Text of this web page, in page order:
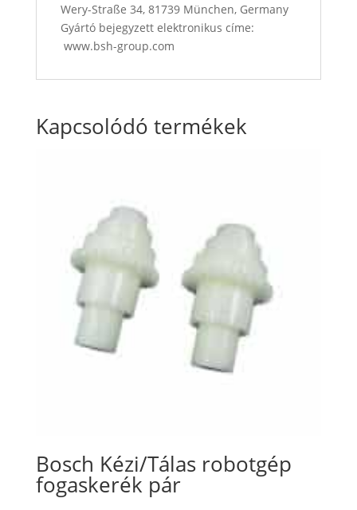
Wery-Straße 34, 81739 München, Germany
Gyártó bejegyzett elektronikus címe:
www.bsh-group.com
Kapcsolódó termékek
Bosch Kézi/Tálas robotgép
fogaskerék pár